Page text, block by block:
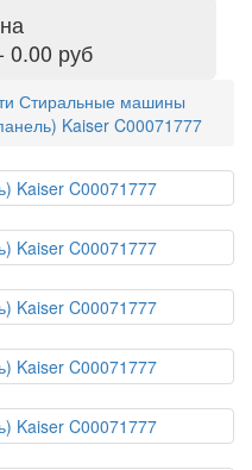
0.00 руб
Стиральные машины
Kaiser C00071777